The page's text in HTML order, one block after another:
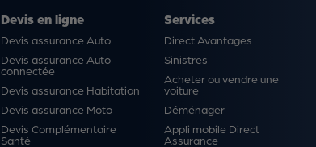
Devis en ligne
Devis assurance Auto
Devis assurance Auto
connectée
Devis assurance Habitation
Devis assurance Moto
Devis Complémentaire
Santé
Services
Direct Avantages
Sinistres
Acheter ou vendre une
voiture
Déménager
Appli mobile Direct
Assurance